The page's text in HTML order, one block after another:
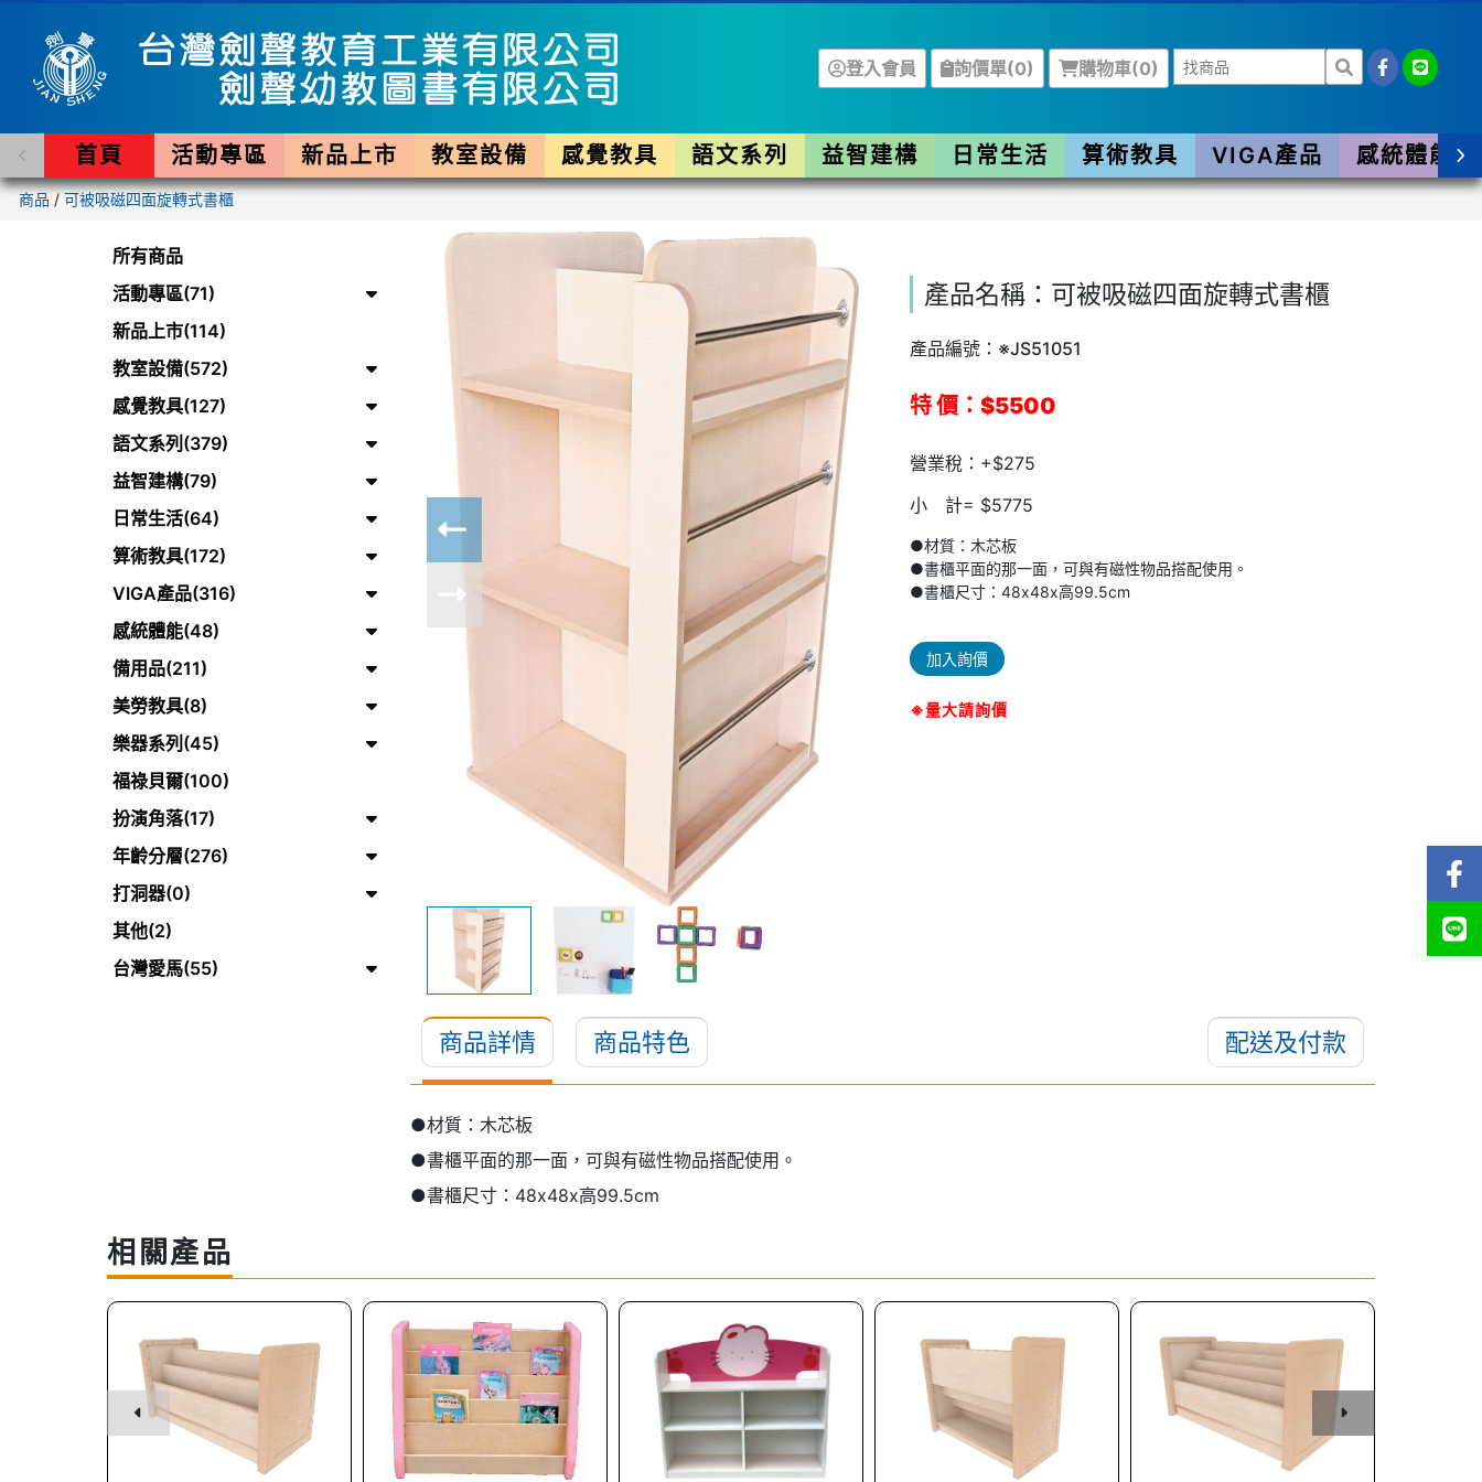
登入會員 詢價單(0) 購物車(0)
首頁 活動專區 新品上市 教室設備 感覺教具 語文系列 益智建構 日常生活 算術教具 VIGA產品 感統體能
商品 / 可被吸磁四面旋轉式書櫃
所有商品
活動專區(71)
新品上市(114)
教室設備(572)
感覺教具(127)
語文系列(379)
益智建構(79)
日常生活(64)
算術教具(172)
VIGA產品(316)
感統體能(48)
備用品(211)
美勞教具(8)
樂器系列(45)
福祿貝爾(100)
扮演角落(17)
年齡分層(276)
打洞器(0)
其他(2)
台灣愛馬(55)
產品名稱：可被吸磁四面旋轉式書櫃
產品編號：※JS51051
特 價：$5500
營業稅：+$275
小 計= $5775
●材質：木芯板
●書櫃平面的那一面，可與有磁性物品搭配使用。
●書櫃尺寸：48x48x高99.5cm
加入詢價
※量大請詢價
商品詳情 商品特色 配送及付款
●材質：木芯板
●書櫃平面的那一面，可與有磁性物品搭配使用。
●書櫃尺寸：48x48x高99.5cm
相關產品